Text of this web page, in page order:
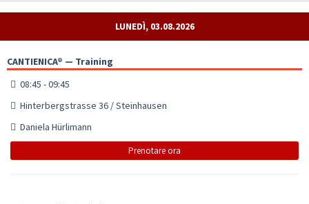
LUNEDÌ, 03.08.2026
CANTIENICA® — Training
08:45 - 09:45
Hinterbergstrasse 36 / Steinhausen
Daniela Hürlimann
Prenotare ora